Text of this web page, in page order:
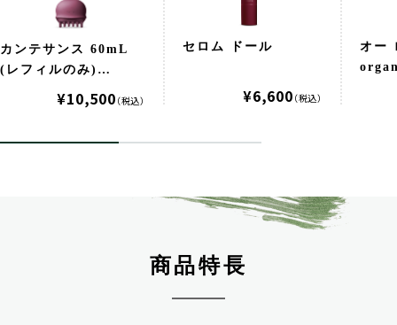
カンテサンス 60mL
(レフィルのみ)
¥10,500 （税込）
セロム ドール
¥6,600 （税込）
オー
商品特長